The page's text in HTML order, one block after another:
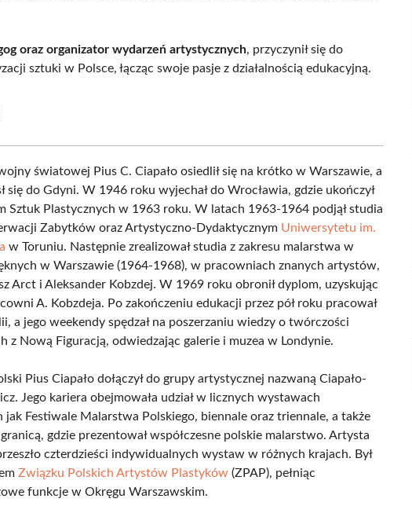
oraz organizator wydarzeń artystycznych, przyczynił się do
sztuki w Polsce, łącząc swoje pasje z działalnością edukacyjną.
światowej Pius C. Ciapało osiedlił się na krótko w Warszawie, a
się do Gdyni. W 1946 roku wyjechał do Wrocławia, gdzie ukończył
Sztuk Plastycznych w 1963 roku. W latach 1963-1964 podjął studia
Zabytków oraz Artystyczno-Dydaktycznym Uniwersytetu im.
w Toruniu. Następnie zrealizował studia z zakresu malarstwa w
w Warszawie (1964-1968), w pracowniach znanych artystów,
Arct i Aleksander Kobzdej. W 1969 roku obronił dyplom, uzyskując
A. Kobzdeja. Po zakończeniu edukacji przez pół roku pracował
a jego weekendy spędzał na poszerzaniu wiedzy o twórczości
z Nową Figuracją, odwiedzając galerie i muzea w Londynie.
Pius Ciapało dołączył do grupy artystycznej nazwaną Ciapało-
Jego kariera obejmowała udział w licznych wystawach
Festiwale Malarstwa Polskiego, biennale oraz triennale, a także
gdzie prezentował współczesne polskie malarstwo. Artysta
czterdzieści indywidualnych wystaw w różnych krajach. Był
Związku Polskich Artystów Plastyków (ZPAP), pełniąc
funkcje w Okręgu Warszawskim.